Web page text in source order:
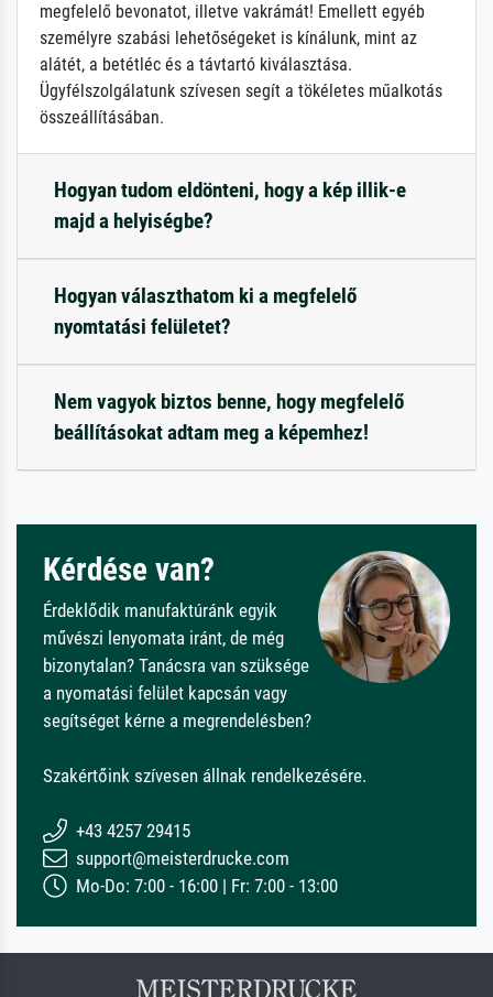
megfelelő bevonatot, illetve vakrámát! Emellett egyéb
személyre szabási lehetőségeket is kínálunk, mint az
alátét, a betétléc és a távtartó kiválasztása.
Ügyfélszolgálatunk szívesen segít a tökéletes műalkotás
összeállításában.
Hogyan tudom eldönteni, hogy a kép illik-e
majd a helyiségbe?
Hogyan választhatom ki a megfelelő
nyomtatási felületet?
Nem vagyok biztos benne, hogy megfelelő
beállításokat adtam meg a képemhez!
Kérdése van?
Érdeklődik manufaktúránk egyik
művészi lenyomata iránt, de még
bizonytalan? Tanácsra van szüksége
a nyomatási felület kapcsán vagy
segítséget kérne a megrendelésben?
Szakértőink szívesen állnak rendelkezésére.
+43 4257 29415
support@meisterdrucke.com
Mo-Do: 7:00 - 16:00 | Fr: 7:00 - 13:00